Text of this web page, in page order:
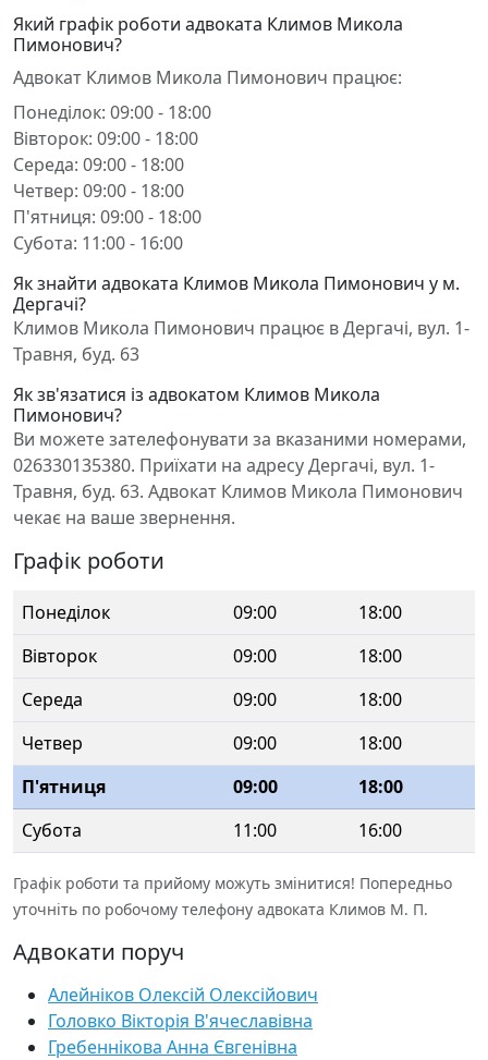
Який графік роботи адвоката Климов Микола
Пимонович?
Адвокат Климов Микола Пимонович працює:
Понеділок: 09:00 - 18:00
Вівторок: 09:00 - 18:00
Середа: 09:00 - 18:00
Четвер: 09:00 - 18:00
П'ятниця: 09:00 - 18:00
Субота: 11:00 - 16:00
Як знайти адвоката Климов Микола Пимонович у м.
Дергачі?
Климов Микола Пимонович працює в Дергачі, вул. 1-
Травня, буд. 63
Як зв'язатися із адвокатом Климов Микола
Пимонович?
Ви можете зателефонувати за вказаними номерами,
026330135380. Приїхати на адресу Дергачі, вул. 1-
Травня, буд. 63. Адвокат Климов Микола Пимонович
чекає на ваше звернення.
Графік роботи
Понеділок 09:00
18:00
Вівторок
09:00
18:00
Середа
09:00
18:00
Четвер
09:00
18:00
П'ятниця
09:00
18:00
Субота
11:00 16:00
Графік роботи та прийому можуть змінитися! Попередньо
уточніть по робочому телефону адвоката Климов М. П.
Адвокати поруч
Алейніков Олексій Олексійович
Головко Вікторія В'ячеславівна
Гребеннікова Анна Євгенівна